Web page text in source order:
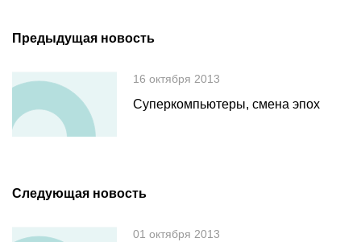
Предыдущая новость
16 октября 2013
Суперкомпьютеры, смена эпох
Следующая новость
01 октября 2013